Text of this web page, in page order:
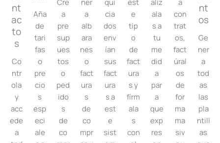
nt
ac
to
s
Co
ntr
ola
y
acc
ede
a
Aña
de
tari
fas
o
pre
cio
s
esp
eci
ale
Cre
a
pre
sup
ues
tos
o
ped
ido
s
de
co
ner
a
alb
ara
nes
o
fact
ura
s
de
co
mpr
qui
cia
dos
env
ían
sus
fact
ura
s a
est
e
sist
est
e
tip
o
de
fact
ura
s y
fírm
ala
s
con
alíz
ala
s a
tu
me
did
a
par
a
que
exp
res
a
con
trat
os,
fact
úral
os
de
for
ma
ma
siv
nt
os
Ge
ner
a
tod
as
las
pla
ntill
as